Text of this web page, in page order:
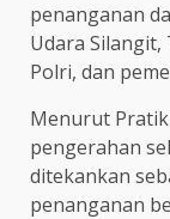
penanganan
Udara Silangit,
Polri, dan
Menurut
pengerahan
ditekankan
penanganan